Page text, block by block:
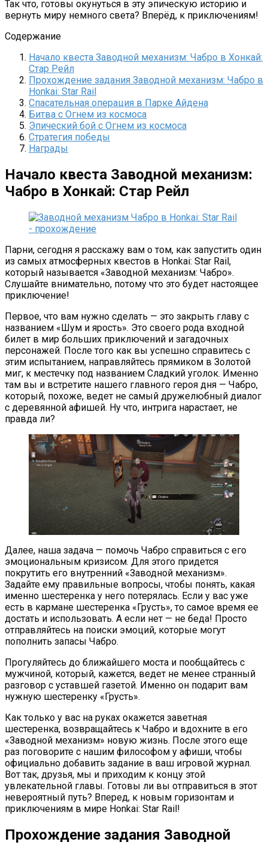
Так что, готовы окунуться в эту эпическую историю и
вернуть миру немного света? Вперёд, к приключениям!
Содержание
Начало квеста Заводной механизм: Чабро в Хонкай:
Стар Рейл
Прохождение задания Заводной механизм: Чабро в
Honkai: Star Rail
Спасательная операция в Парке Айдена
Битва с Огнем из космоса
Эпический бой с Огнем из космоса
Стратегия победы
Награды
Начало квеста Заводной механизм:
Чабро в Хонкай: Стар Рейл
Парни, сегодня я расскажу вам о том, как запустить один
из самых атмосферных квестов в Honkai: Star Rail,
который называется «Заводной механизм: Чабро».
Слушайте внимательно, потому что это будет настоящее
приключение!
Первое, что вам нужно сделать — это закрыть главу с
названием «Шум и ярость». Это своего рода входной
билет в мир больших приключений и загадочных
персонажей. После того как вы успешно справитесь с
этим испытанием, направляйтесь прямиком в Золотой
миг, к местечку под названием Сладкий уголок. Именно
там вы и встретите нашего главного героя дня — Чабро,
который, похоже, ведет не самый дружелюбный диалог
с деревянной афишей. Ну что, интрига нарастает, не
правда ли?
Далее, наша задача — помочь Чабро справиться с его
эмоциональным кризисом. Для этого придется
покрутить его внутренний «Заводной механизм».
Задайте ему правильные вопросы, чтобы понять, какая
именно шестеренка у него потерялась. Если у вас уже
есть в кармане шестеренка «Грусть», то самое время ее
достать и использовать. А если нет — не беда! Просто
отправляйтесь на поиски эмоций, которые могут
пополнить запасы Чабро.
Прогуляйтесь до ближайшего моста и пообщайтесь с
мужчиной, который, кажется, ведет не менее странный
разговор с уставшей газетой. Именно он подарит вам
нужную шестеренку «Грусть».
Как только у вас на руках окажется заветная
шестеренка, возвращайтесь к Чабро и вдохните в его
«Заводной механизм» новую жизнь. После этого еще
раз поговорите с нашим философом у афиши, чтобы
официально добавить задание в ваш игровой журнал.
Вот так, друзья, мы и приходим к концу этой
увлекательной главы. Готовы ли вы отправиться в этот
невероятный путь? Вперед, к новым горизонтам и
приключениям в мире Honkai: Star Rail!
Прохождение задания Заводной